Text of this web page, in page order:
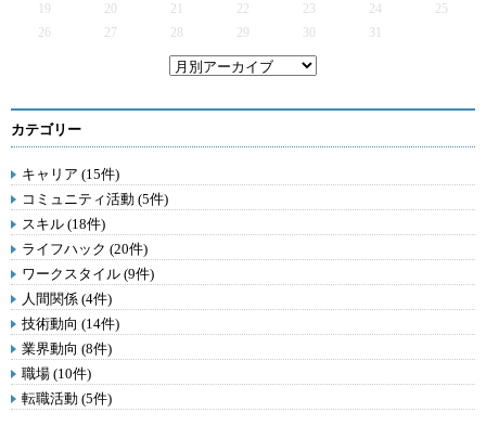
19
20 21 22 23 24
25
26
27 28 29 30 31
カテゴリー
キャリア (15件)
コミュニティ活動 (5件)
スキル (18件)
ライフハック (20件)
ワークスタイル (9件)
人間関係 (4件)
技術動向 (14件)
業界動向 (8件)
職場 (10件)
転職活動 (5件)